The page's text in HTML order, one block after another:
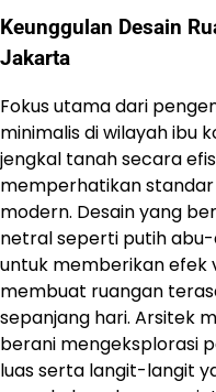
Keunggulan Desain
Jakarta
Fokus utama dari
minimalis di wilayah ibu
jengkal tanah secara
memperhatikan
modern. Desain yang
netral seperti putih
untuk memberikan efek
membuat ruangan
sepanjang hari. Arsitek
berani mengeksplorasi
luas serta langit-langit